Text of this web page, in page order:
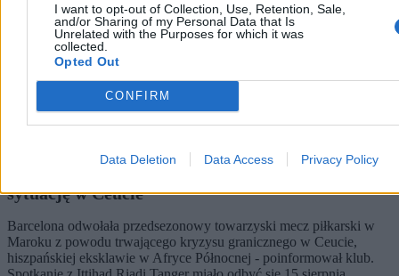
I want to opt-out of Collection, Use, Retention, Sale,
and/or Sharing of my Personal Data that Is
Unrelated with the Purposes for which it was
collected.
Opted Out
CONFIRM
Data Deletion Data Access Privacy Policy
Barcelona odwołała mecz towarzyski. Chodzi o
sytuację w Ceucie
Barcelona odwołała przedsezonowy towarzyski mecz piłkarski w
Maroku z powodu trwającego kryzysu granicznego w Ceucie,
hiszpańskiej eksklawie w Afryce Północnej - poinformował klub.